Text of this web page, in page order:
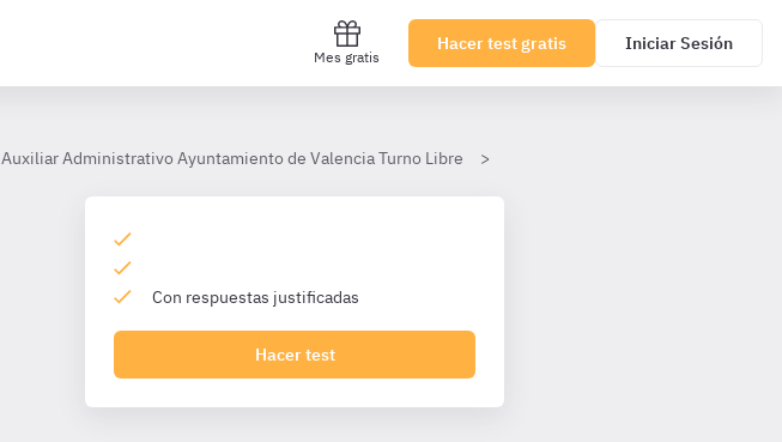
Mes gratis
Hacer test gratis Iniciar Sesión
Auxiliar Administrativo Ayuntamiento de Valencia Turno Libre
Con respuestas justificadas
Hacer test